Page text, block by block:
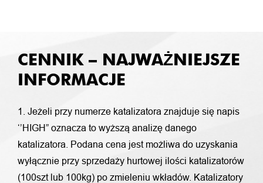
CENNIK – NAJWAŻNIEJSZE
INFORMACJE
1. Jeżeli przy numerze katalizatora znajduje się napis
‘’HIGH” oznacza to wyższą analizę danego
katalizatora. Podana cena jest możliwa do uzyskania
wyłącznie przy sprzedaży hurtowej ilości katalizatorów
(100szt lub 100kg) po zmieleniu wkładów. Katalizatory